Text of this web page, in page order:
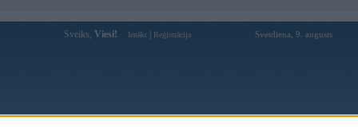
Sveiks, Viesi! Ienākt Reģistrācija Svetdiena, 9. augusts